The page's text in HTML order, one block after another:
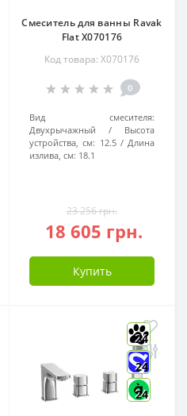
Смеситель для ванны Ravak
Flat X070176
Код товара: X070176
0
Вид смесителя:
Двухрычажный
Высота
устройства, см: 12.5
Длина
излива, см: 18.1
23 256 грн.
18 605 грн.
Купить
24
24
24